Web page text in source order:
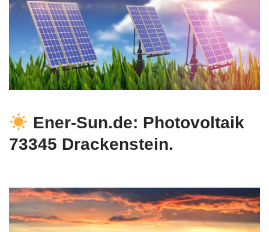
Ener-Sun.de: Photovoltaik
73345 Drackenstein.